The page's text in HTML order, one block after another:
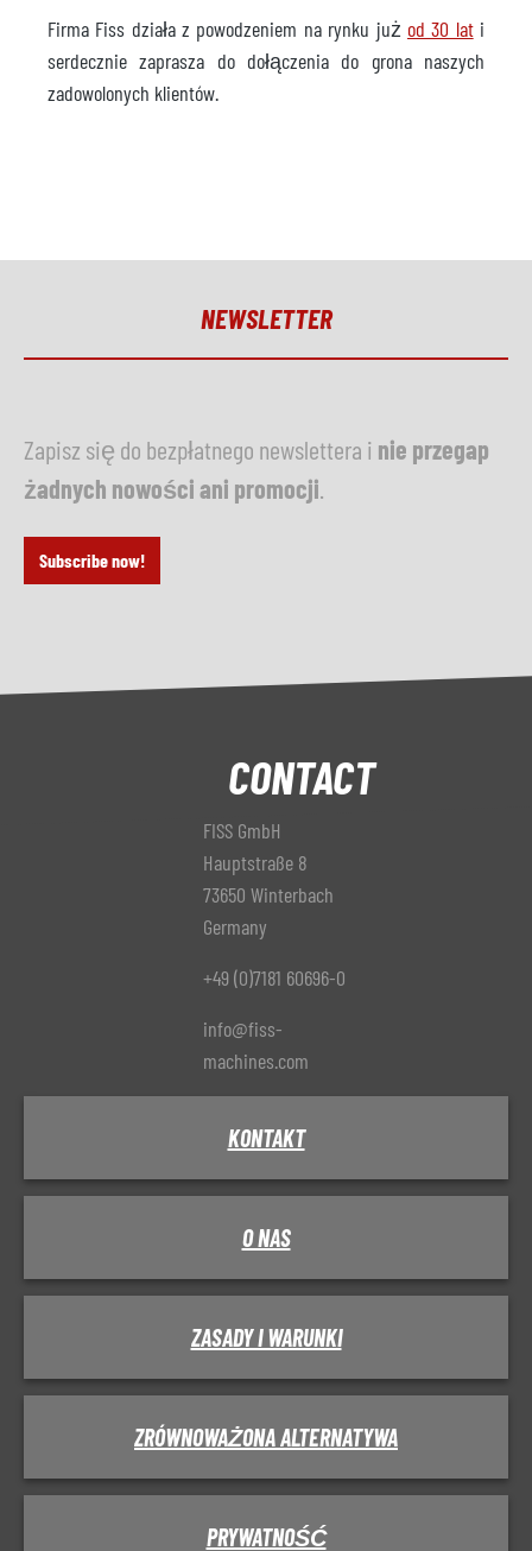
Firma Fiss działa z powodzeniem na rynku już od 30 lati
serdecznie zaprasza do dołączenia do grona naszych
zadowolonych klientów.
NEWSLETTER
Zapisz się do bezpłatnego newslettera i nie przegap
żadnych nowości ani promocji
Subscribe now!
CONTACT
FISS GmbH
Hauptstraße 8
73650 Winterbach
Germany
+49 (0)7181 60696-0
info@fiss-
machines.com
KONTAKT
O NAS
ZASADY I WARUNKI
ZRÓWNOWAŻONA ALTERNATYWA
PRYWATNOŚĆ